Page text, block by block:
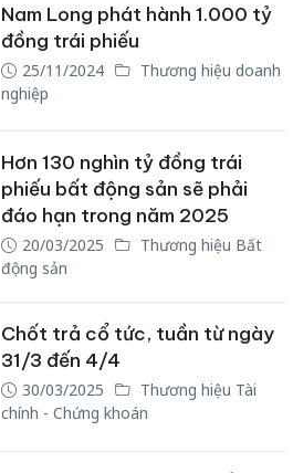
Nam Long phát hành 1.000 tỷ
đồng trái phiếu
25/11/2024
Thương hiệu doanh
nghiệp
Hơn 130 nghìn tỷ đồng trái
phiếu bất động sản sẽ phải
đáo hạn trong năm 2025
20/03/2025
Thương hiệu Bất
động sản
Chốt trả cổ tức, tuần từ ngày
31/3 đến 4/4
30/03/2025
Thương hiệu Tài
chính - Chứng khoán